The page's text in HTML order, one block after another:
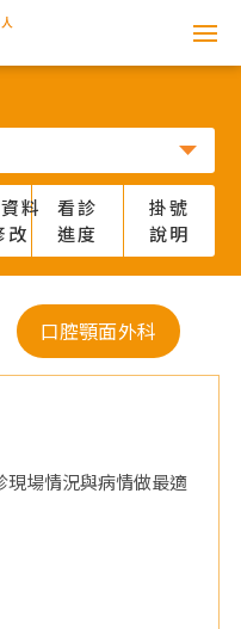
料
看診
進度
掛號
說明
口腔顎面外科
現場情況與病情做最適